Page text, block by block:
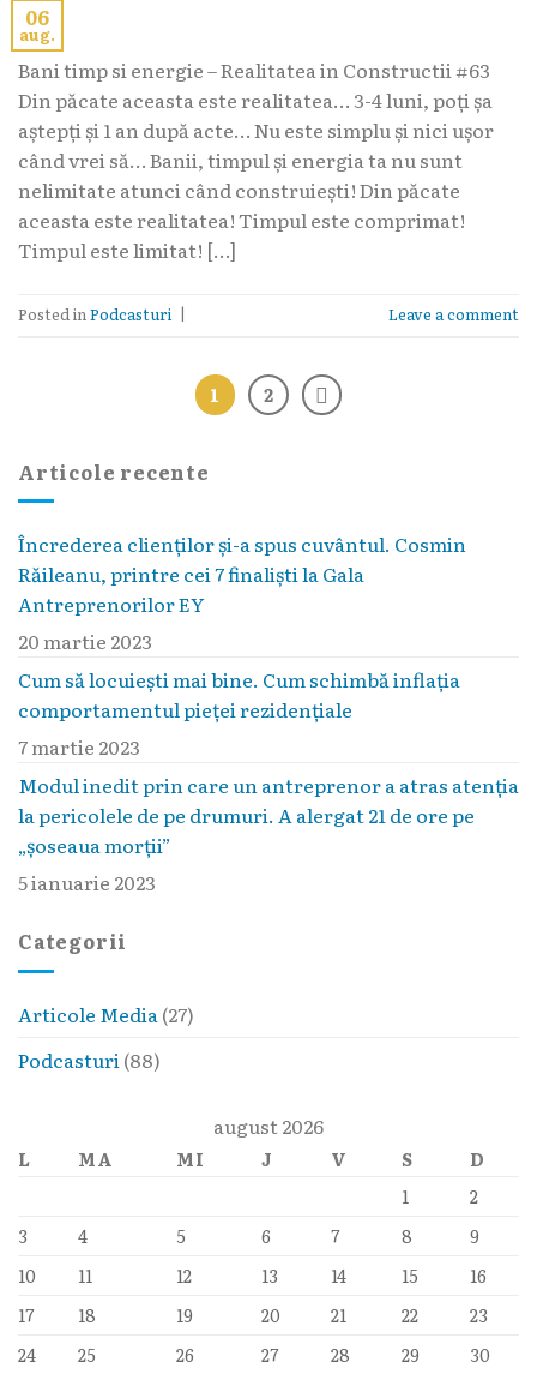
Articole recente
Încrederea clienților și-a spus cuvântul. Cosmin
Răileanu, printre cei 7 finaliști la Gala
Antreprenorilor EY
20 martie 2023
Cum să locuieşti mai bine. Cum schimbă inflaţia
comportamentul pieţei rezidenţiale
7 martie 2023
Modul inedit prin care un antreprenor a atras atenția
la pericolele de pe drumuri. A alergat 21 de ore pe
„șoseaua morții”
5 ianuarie 2023
Categorii
Articole Media (27)
Podcasturi (88)
august 2026
L MA MI J V S
D
1
2
3
4 5 6 7 8
9
10
11 12 13 14 15
16
17
18 19 20 21 22
23
24
25 26 27 28 29 30
06
aug.
Bani timp si energie – Realitatea in Constructii #63
Din păcate aceasta este realitatea… 3-4 luni, poți șa
aștepți și 1 an după acte… Nu este simplu și nici ușor
când vrei să… Banii, timpul și energia ta nu sunt
nelimitate atunci când construiești! Din păcate
aceasta este realitatea! Timpul este comprimat!
Timpul este limitat! […]
Posted inPodcasturi | Leave a comment
1 2